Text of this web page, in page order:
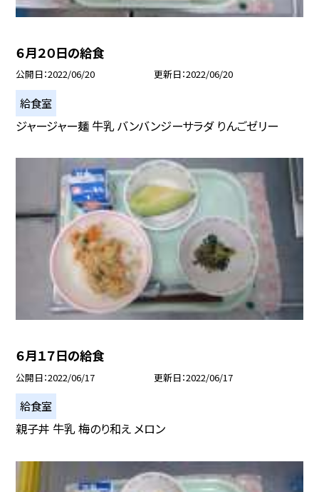
６月２０日の給食
公開日 2022/06/20 更新日 2022/06/20
給食室
ジャージャー麺 牛乳 バンバンジーサラダ りんごゼリー
６月１７日の給食
公開日 2022/06/17 更新日 2022/06/17
給食室
親子丼 牛乳 梅のり和え メロン